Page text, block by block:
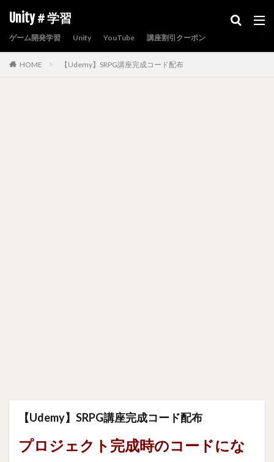
Unity＃学習
ゲーム開発学習 Unity YouTube 講座割引クーポン
HOME 【Udemy】SRPG講座完成コード配布
【Udemy】SRPG講座完成コード配布
プロジェクト完成時のコードにな